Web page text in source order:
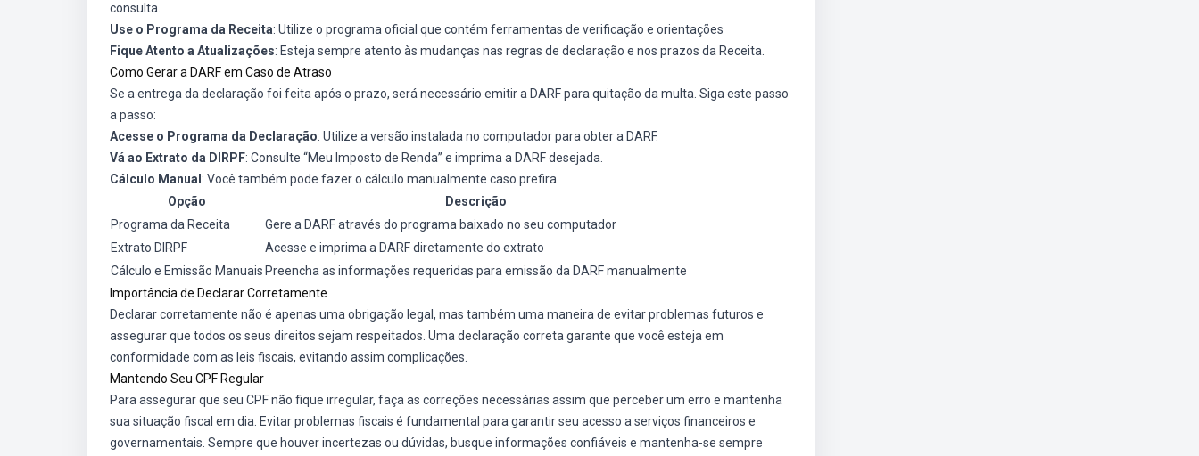
consulta.
Use o Programa da Receita: Utilize o programa oficial que contém ferramentas de verificação e orientações
Fique Atento a Atualizações: Esteja sempre atento às mudanças nas regras de declaração e nos prazos da Receita.
Como Gerar a DARF em Caso de Atraso
Se a entrega da declaração foi feita após o prazo, será necessário emitir a DARF para quitação da multa. Siga este passo
a passo:
Acesse o Programa da Declaração: Utilize a versão instalada no computador para obter a DARF.
Vá ao Extrato da DIRPF: Consulte “Meu Imposto de Renda” e imprima a DARF desejada.
Cálculo Manual : Você também pode fazer o cálculo manualmente caso prefira.
Opção
Descrição
Programa da Receita
Gere a DARF através do programa baixado no seu computador
Extrato DIRPF
Acesse e imprima a DARF diretamente do extrato
Cálculo e Emissão Manuais Preencha as informações requeridas para emissão da DARF manualmente
Importância de Declarar Corretamente
Declarar corretamente não é apenas uma obrigação legal, mas também uma maneira de evitar problemas futuros e
assegurar que todos os seus direitos sejam respeitados. Uma declaração correta garante que você esteja em
conformidade com as leis fiscais, evitando assim complicações.
Mantendo Seu CPF Regular
Para assegurar que seu CPF não fique irregular, faça as correções necessárias assim que perceber um erro e mantenha
sua situação fiscal em dia. Evitar problemas fiscais é fundamental para garantir seu acesso a serviços financeiros e
governamentais. Sempre que houver incertezas ou dúvidas, busque informações confiáveis e mantenha-se sempre